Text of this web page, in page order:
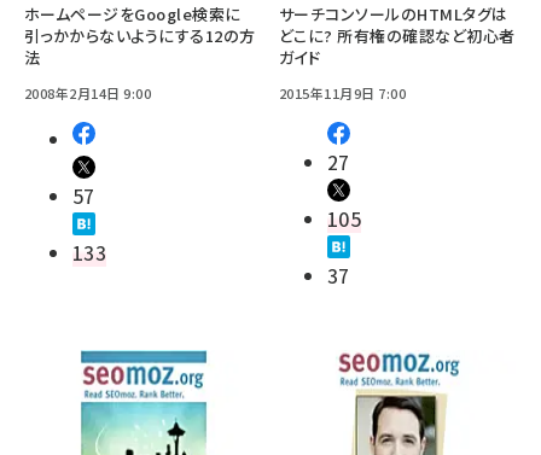
ホームページをGoogle検索に
引っかからないようにする12の方
法
2008年2月14日 9:00
57
133
サーチコンソールのHTMLタグは
どこに? 所有権の確認など初心者
ガイド
2015年11月9日 7:00
27
105
37